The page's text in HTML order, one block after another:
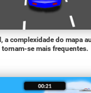
a complexidade do mapa
tornam-se mais frequentes.